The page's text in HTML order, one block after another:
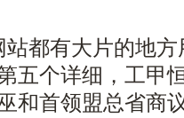
都有大片的地
五个详细，工甲
和首领盟总省商